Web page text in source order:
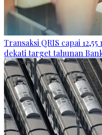
Transaksi QRIS capai
dekati target tahunan